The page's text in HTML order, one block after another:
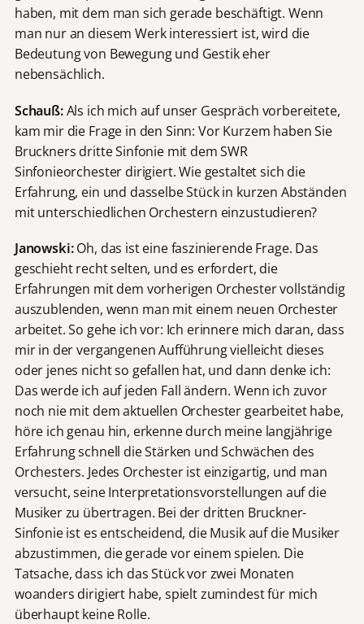
haben, mit dem man sich gerade beschäftigt. Wenn
man nur an diesem Werk interessiert ist, wird die
Bedeutung von Bewegung und Gestik eher
nebensächlich.
Schauß:Als ich mich auf unser Gespräch vorbereitete,
kam mir die Frage in den Sinn: Vor Kurzem haben Sie
Bruckners dritte Sinfonie mit dem SWR
Sinfonieorchester dirigiert. Wie gestaltet sich die
Erfahrung, ein und dasselbe Stück in kurzen Abständen
mit unterschiedlichen Orchestern einzustudieren?
Janowski:Oh, das ist eine faszinierende Frage. Das
geschieht recht selten, und es erfordert, die
Erfahrungen mit dem vorherigen Orchester vollständig
auszublenden, wenn man mit einem neuen Orchester
arbeitet. So gehe ich vor: Ich erinnere mich daran, dass
mir in der vergangenen Aufführung vielleicht dieses
oder jenes nicht so gefallen hat, und dann denke ich:
Das werde ich auf jeden Fall ändern. Wenn ich zuvor
noch nie mit dem aktuellen Orchester gearbeitet habe,
höre ich genau hin, erkenne durch meine langjährige
Erfahrung schnell die Stärken und Schwächen des
Orchesters. Jedes Orchester ist einzigartig, und man
versucht, seine Interpretationsvorstellungen auf die
Musiker zu übertragen. Bei der dritten Bruckner-
Sinfonie ist es entscheidend, die Musik auf die Musiker
abzustimmen, die gerade vor einem spielen. Die
Tatsache, dass ich das Stück vor zwei Monaten
woanders dirigiert habe, spielt zumindest für mich
überhaupt keine Rolle.